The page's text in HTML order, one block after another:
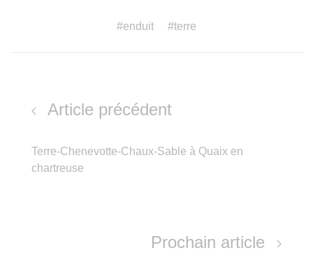
#enduit #terre
Article précédent
Terre-Chenevotte-Chaux-Sable à Quaix en
chartreuse
Prochain article